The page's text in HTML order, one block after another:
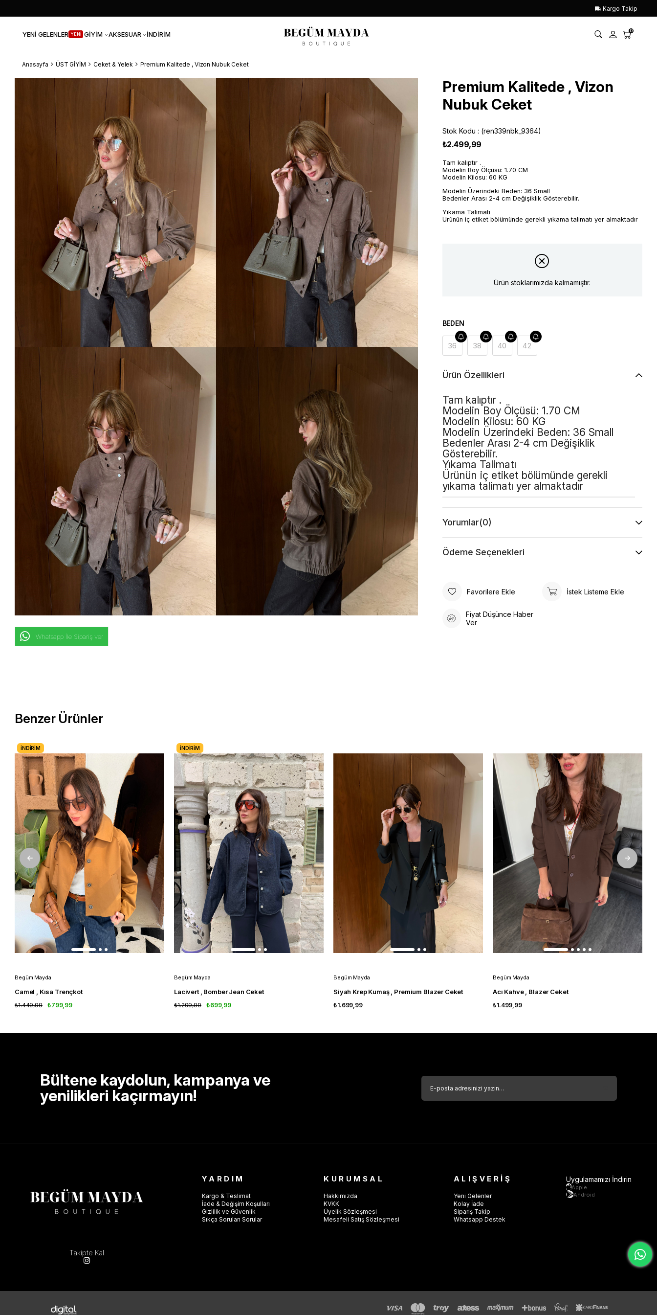
Kargo Takip
YENİ GELENLER YENİ GİYİM AKSESUAR İNDİRİM 0
Anasayfa ÜST GİYİM Ceket & Yelek Premium Kalitede , Vizon Nubuk Ceket
Whatsapp İle Sipariş ver
Premium Kalitede , Vizon
Nubuk Ceket
Stok Kodu (ren339nbk_9364)
₺2.499,99
Tam kalıptır .
Modelin Boy Ölçüsü: 1.70 CM
Modelin Kilosu: 60 KG
Modelin Üzerindeki Beden: 36 Small
Bedenler Arası 2-4 cm Değişiklik Gösterebilir.
Yıkama Talimatı
Ürünün iç etiket bölümünde gerekli yıkama talimatı yer almaktadır
Ürün stoklarımızda kalmamıştır.
BEDEN
36 38 40 42
Ürün Özellikleri
Tam kalıptır .
Modelin Boy Ölçüsü: 1.70 CM
Modelin Kilosu: 60 KG
Modelin Üzerindeki Beden: 36 Small
Bedenler Arası 2-4 cm Değişiklik
Gösterebilir.
Yıkama Talimatı
Ürünün iç etiket bölümünde gerekli
yıkama talimatı yer almaktadır
Yorumlar(0)
Ödeme Seçenekleri
Favorilere Ekle İstek Listeme Ekle
Fiyat Düşünce Haber
Ver
Benzer Ürünler
Begüm Mayda
Camel , Kısa Trençkot
₺799,99
₺1.449,99
İNDIRIM
Begüm Mayda
Lacivert , Bomber Jean Ceket
₺699,99
₺1.299,99
İNDIRIM
Begüm Mayda
Siyah Krep Kumaş , Premium Blazer Ceket
₺1.699,99
Begüm Mayda
Acı Kahve , Blazer Ceket
₺1.499,99
Bültene kaydolun, kampanya ve
yenilikleri kaçırmayın!
Takipte Kal
YARDIM
Kargo & Teslimat
İade & Değişim Koşulları
Gizlilik ve Güvenlik
Sıkça Sorulan Sorular
KURUMSAL
Hakkımızda
KVKK
Üyelik Sözleşmesi
Mesafeli Satış Sözleşmesi
ALIŞVERİŞ
Yeni Gelenler
Kolay İade
Sipariş Takip
Whatsapp Destek
Uygulamamızı İndirin
Apple
Android